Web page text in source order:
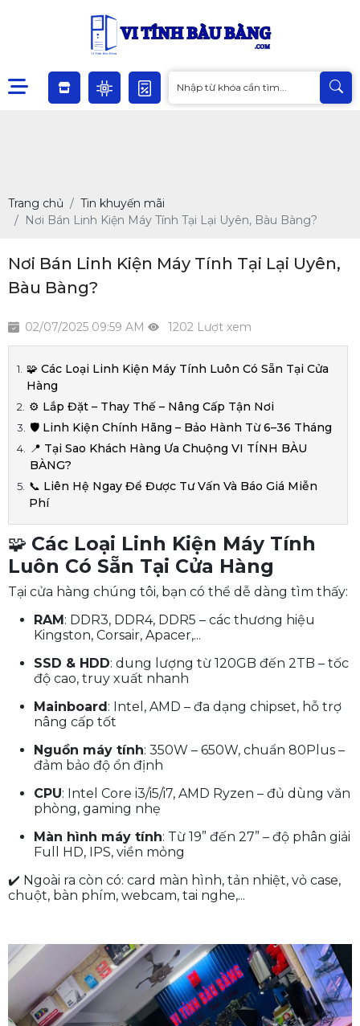
Trang chủ
Tin khuyến mãi
Nơi Bán Linh Kiện Máy Tính Tại Lại Uyên, Bàu Bàng?
Nơi Bán Linh Kiện Máy Tính Tại Lại Uyên,
Bàu Bàng?
02/07/2025 09:59 AM 1202 Lượt xem
🧩 Các Loại Linh Kiện Máy Tính Luôn Có Sẵn Tại Cửa
Hàng
⚙️ Lắp Đặt – Thay Thế – Nâng Cấp Tận Nơi
🛡️ Linh Kiện Chính Hãng – Bảo Hành Từ 6–36 Tháng
📍 Tại Sao Khách Hàng Ưa Chuộng VI TÍNH BÀU
BÀNG?
📞 Liên Hệ Ngay Để Được Tư Vấn Và Báo Giá Miễn
Phí
🧩 Các Loại Linh Kiện Máy Tính
Luôn Có Sẵn Tại Cửa Hàng
Tại cửa hàng chúng tôi, bạn có thể dễ dàng tìm thấy:
RAM: DDR3, DDR4, DDR5 – các thương hiệu
Kingston, Corsair, Apacer,...
SSD & HDD: dung lượng từ 120GB đến 2TB – tốc
độ cao, truy xuất nhanh
Mainboard: Intel, AMD – đa dạng chipset, hỗ trợ
nâng cấp tốt
Nguồn máy tính: 350W – 650W, chuẩn 80Plus –
đảm bảo độ ổn định
CPU: Intel Core i3/i5/i7, AMD Ryzen – đủ dùng văn
phòng, gaming nhẹ
Màn hình máy tính: Từ 19” đến 27” – độ phân giải
Full HD, IPS, viền mỏng
✔️ Ngoài ra còn có: card màn hình, tản nhiệt, vỏ case,
chuột, bàn phím, webcam, tai nghe,...